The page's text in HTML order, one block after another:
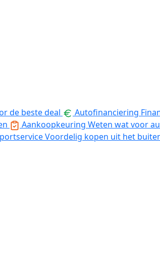
de beste deal Autofinanciering
Aankoopkeuring Weten wat voor
Voordelig kopen uit het